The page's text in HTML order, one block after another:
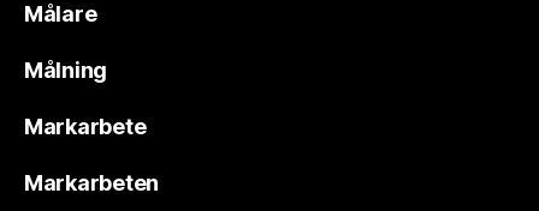
Målare
Målning
Markarbete
Markarbeten